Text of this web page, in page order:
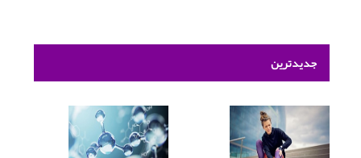
جدیدترین